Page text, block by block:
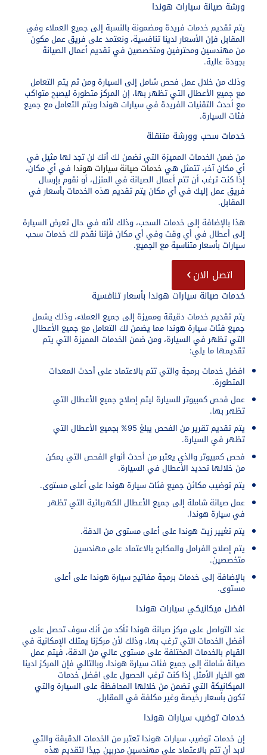
ورشة صيانة سيارات هوندا
يتم تقديم خدمات فريدة ومضمونة بالنسبة إلى جميع العملاء وفي
المقابل فإن الأسعار لدينا تنافسية، ونعتمد على فريق عمل مكون
من مهندسين ومحترفين ومتخصصين في تقديم أعمال الصيانة
بجودة عالية.
وذلك من خلال عمل فحص شامل إلى السيارة ومن ثم يتم التعامل
مع جميع الأعطال التي تظهر بها، إن المركز متطورة ليصبح متواكب
مع أحدث التقنيات الفريدة في سيارات هوندا ويتم التعامل مع جميع
فئات السيارة.
خدمات سحب وورشة متنقلة
من ضمن الخدمات المميزة التي نضمن لك أنك لن تجد لها مثيل في
أي مكان آخر، تتمثل هي خدمات صيانة سيارات هوندا في أي مكان،
إذا كنت ترغب أن تتم أعمال الصيانة في المنزل، أو نقوم بإرسال
فريق عمل إليك في أي مكان يتم تقديم هذه الخدمات بأسعار في
المقابل.
هذا بالإضافة إلى خدمات السحب، وذلك لأنه في حال تعرض السيارة
إلى أعطال في أي وقت وفي أي مكان فإننا نقدم لك خدمات سحب
سيارات بأسعار متناسبة مع الجميع.
اتصل الان
خدمات صيانة سيارات هوندا بأسعار تنافسية
يتم تقديم خدمات دقيقة ومميزة إلى جميع العملاء، وذلك يشمل
جميع فئات سيارة هوندا مما يضمن لك التعامل مع جميع الأعطال
التي تظهر في السيارة، ومن ضمن الخدمات المميزة التي يتم
تقديمها ما يلي:
افضل خدمات برمجة والتي تتم بالاعتماد على أحدث المعدات
المتطورة.
عمل فحص كمبيوتر للسيارة ليتم إصلاح جميع الأعطال التي
تظهر بها.
يتم تقديم تقرير من الفحص يبلغ 95% بجميع الأعطال التي
تظهر في السيارة.
فحص كمبيوتر والذي يعتبر من أحدث أنواع الفحص التي يمكن
من خلالها تحديد الأعطال في السيارة.
يتم توضيب مكائن جميع فئات سيارة هوندا على أعلى مستوى.
عمل صيانة شاملة إلى جميع الأعطال الكهربائية التي تظهر
في سيارة هوندا.
يتم تغيير زيت هوندا على أعلى مستوى من الدقة.
يتم إصلاح الفرامل والمكابح بالاعتماد على مهندسين
متخصصين.
بالإضافة إلى خدمات برمجة مفاتيح سيارة هوندا على أعلى
مستوى.
افضل ميكانيكي سيارات هوندا
عند التواصل على مركز صيانة هوندا تأكد من أنك سوف تحصل على
أفضل الخدمات التي ترغب بها، وذلك لأن مركزنا يمتلك الإمكانية في
القيام بالخدمات المختلفة على مستوى عالي من الدقة، فيتم عمل
صيانة شاملة إلى جميع فئات سيارة هوندا، وبالتالي فإن المركز لدينا
هو الخيار الأمثل إذا كنت ترغب الحصول على افضل خدمات
الميكانيكة التي تضمن من خلالها المحافظة على السيارة والتي
تكون بأسعار رخيصة وغير مكلفة في المقابل.
خدمات توضيب سيارات هوندا
إن خدمات توضيب سيارات هوندا تعتبر من الخدمات الدقيقة والتي
لابد أن تتم بالاعتماد على مهندسين مدربين جيدًا لتقديم هذه